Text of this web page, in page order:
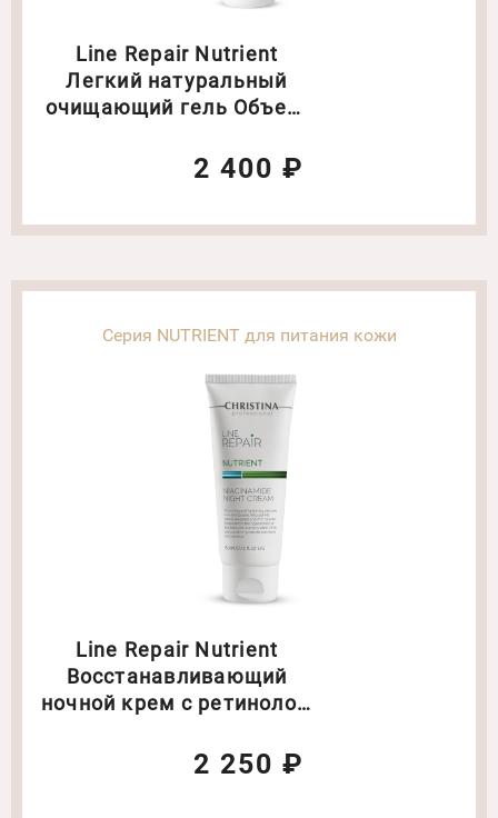
Line Repair Nutrient
Легкий натуральный
очищающий гель Объем:
2 400 ₽
Серия NUTRIENT для питания кожи
Line Repair Nutrient
Восстанавливающий
ночной крем с ретинолом
2 250 ₽